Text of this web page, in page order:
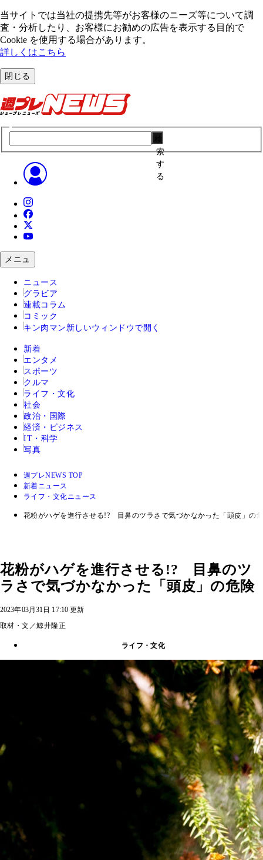
当サイトでは当社の提携先等がお客様のニーズ等について調
査・分析したり、お客様にお勧めの広告を表⽰する⽬的で
Cookie を使⽤する場合があります。
詳しくはこちら
閉じる
索
す
る
メニュ
ニュース
グラビア
連載コラム
コミック
キン肉マン 新しいウィンドウで開く
新着
エンタメ
スポーツ
クルマ
ライフ・文化
社会
政治・国際
経済・ビジネス
IT・科学
写真
週プレNEWS TOP
新着ニュース
ライフ・文化ニュース
花粉がハゲを進行させる!? 目鼻のツラさで気づかなかった「頭皮」の
花粉がハゲを進行させる!? 目鼻のツ
ラさで気づかなかった「頭皮」の危険
2023年03月31日 17:10 更新
取材・文／鯨井隆正
ライフ・文化